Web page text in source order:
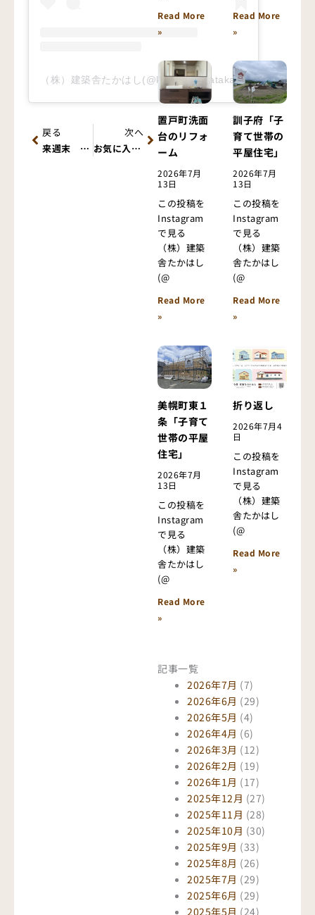
（株）建築舎たかはし(@kenchikusyatakahashi)がシェアした投稿
Prev
戻る
来週末 北見市泉町にて公開させて頂きます
次へ
お気に入りの玄関ポーチ
Next
Read More
»
Read More
»
置戸町洗面
台のリフォ
ーム
2026年7月
13日
この投稿を
Instagram
で見る
（株）建築
舎たかはし
(@
Read More
»
訓子府「子
育て世帯の
平屋住宅」
2026年7月
13日
この投稿を
Instagram
で見る
（株）建築
舎たかはし
(@
Read More
»
美幌町東１
条「子育て
世帯の平屋
住宅」
2026年7月
13日
この投稿を
Instagram
で見る
（株）建築
舎たかはし
(@
Read More
»
折り返し
2026年7月4
日
この投稿を
Instagram
で見る
（株）建築
舎たかはし
(@
Read More
»
記事一覧
2026年7月 (7)
2026年6月 (29)
2026年5月 (4)
2026年4月 (6)
2026年3月 (12)
2026年2月 (19)
2026年1月 (17)
2025年12月 (27)
2025年11月 (28)
2025年10月 (30)
2025年9月 (33)
2025年8月 (26)
2025年7月 (29)
2025年6月 (29)
2025年5月 (24)